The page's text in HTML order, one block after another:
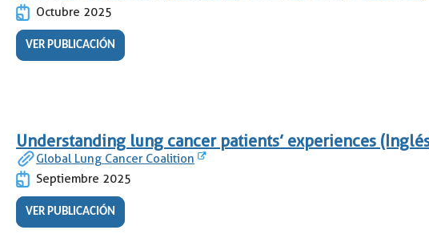
Octubre 2025
VER PUBLICACIÓN
Understanding lung cancer patients’ experiences
Global Lung Cancer Coalition
Septiembre 2025
VER PUBLICACIÓN